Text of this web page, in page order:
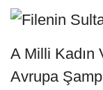
A Milli Kadın
Avrupa